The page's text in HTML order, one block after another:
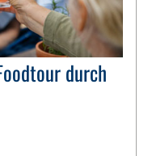
durch